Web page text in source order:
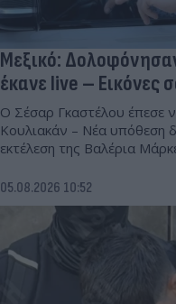
Μεξικό:
έκανε live – Εικόνες
Ο Σέσαρ Γκαστέλου έπεσε
Κουλιακάν – Νέα υπόθεση
εκτέλεση της Βαλέρια
05.08.2026 10:52